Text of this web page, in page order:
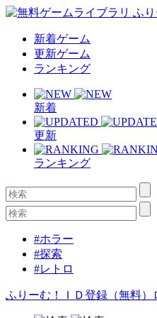
新着ゲーム
更新ゲーム
ランキング
新着
更新
ランキング
#ホラー
#探索
#レトロ
ふりーむ！ＩＤ登録（無料）